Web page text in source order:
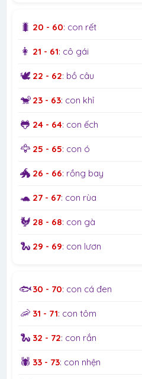
🐛 20 - 60: con rết
👩 21 - 61: cô gái
🕊️ 22 - 62: bồ câu
🐒 23 - 63: con khỉ
🐸 24 - 64: con ếch
🦅 25 - 65: con ó
🐲 26 - 66: rồng bay
🐢 27 - 67: con rùa
🐓 28 - 68: con gà
🐍 29 - 69: con lươn
🐟30 - 70: con cá đen
🦐 31 - 71: con tôm
🐍 32 - 72: con rắn
🕷️ 33 - 73: con nhện